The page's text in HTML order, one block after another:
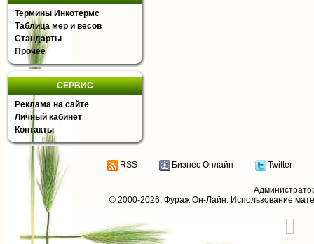
Термины Инкотермс
Таблица мер и весов
Стандарты
Прочее
СЕРВИС
Реклама на сайте
Личный кабинет
Контакты
RSS Бизнес Онлайн Twitter
© 2000-2026, Фураж Он-Лайн. Использование